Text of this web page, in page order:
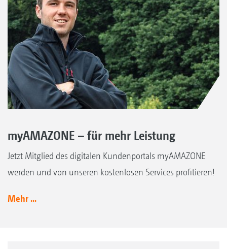
myAMAZONE – für mehr Leistung
Jetzt Mitglied des digitalen Kundenportals myAMAZONE
werden und von unseren kostenlosen Services profitieren!
Mehr ...